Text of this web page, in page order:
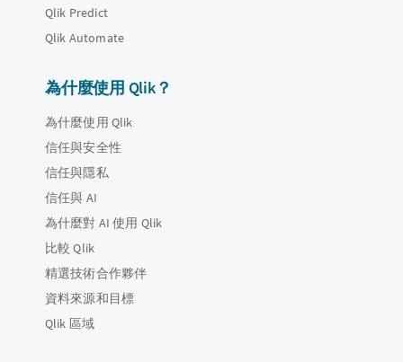
Qlik Predict
Qlik Automate
為什麼使用 Qlik？
為什麼使用 Qlik
信任與安全性
信任與隱私
信任與 AI
為什麼對 AI 使用 Qlik
比較 Qlik
精選技術合作夥伴
資料來源和目標
Qlik 區域